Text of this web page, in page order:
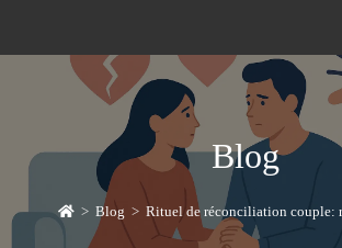
Blog
> Blog > Rituel de réconciliation couple: